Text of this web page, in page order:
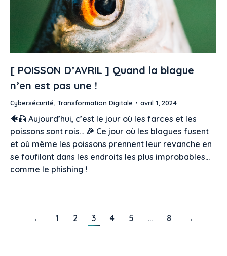
[ POISSON D’AVRIL ] Quand la blague
n’en est pas une !
Cybersécurité, Transformation Digitale avril 1, 2024
🐠🎣 Aujourd’hui, c’est le jour où les farces et les
poissons sont rois… 🎉 Ce jour où les blagues fusent
et où même les poissons prennent leur revanche en
se faufilant dans les endroits les plus improbables…
comme le phishing !
← 1 2 3 4 5 … 8 →